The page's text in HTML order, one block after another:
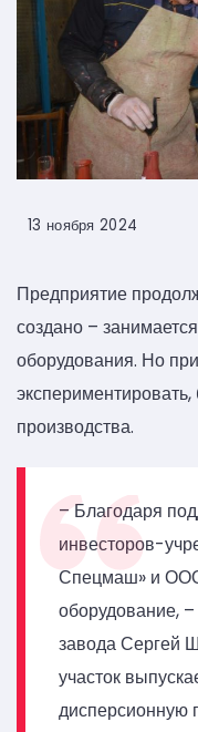
13 ноября 2024
Предприятие
создано –
оборудования. Но
производства.
– Благодаря
инвесторов-
Спецмаш» и
оборудование,
завода Сергей
участок
дисперсионную